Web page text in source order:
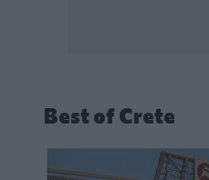
Best of Crete